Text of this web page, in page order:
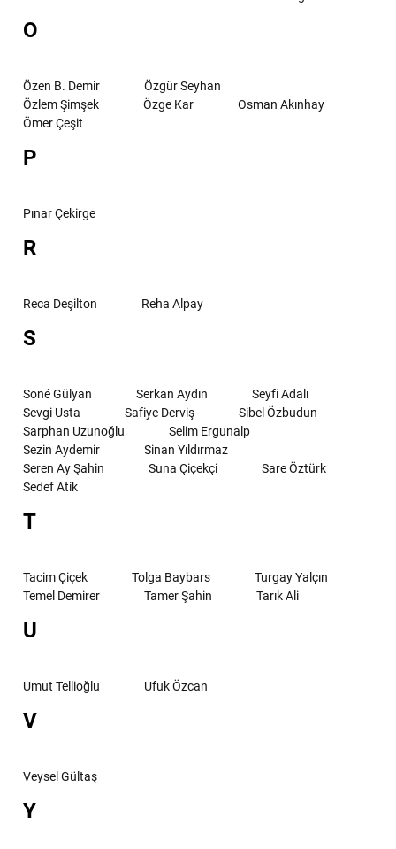
O
Özen B. Demir
Özgür Seyhan
Özlem Şimşek
Özge Kar
Osman Akınhay
Ömer Çeşit
P
Pınar Çekirge
R
Reca Deşilton Reha Alpay
S
Soné Gülyan Serkan Aydın
Seyfi Adalı
Sevgi Usta
Safiye Derviş
Sibel Özbudun
Sarphan Uzunoğlu
Selim Ergunalp
Sezin Aydemir
Sinan Yıldırmaz
Seren Ay Şahin
Suna Çiçekçi
Sare Öztürk
Sedef Atik
T
Tacim Çiçek Tolga Baybars
Turgay Yalçın
Temel Demirer
Tamer Şahin Tarık Ali
U
Umut Tellioğlu Ufuk Özcan
V
Veysel Gültaş
Y